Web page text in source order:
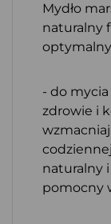
Mydło
naturalny
- do mycia
zdrowie i
naturalny
pomocny